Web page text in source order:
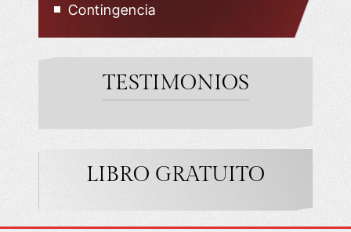
Contingencia
TESTIMONIOS
LIBRO GRATUITO